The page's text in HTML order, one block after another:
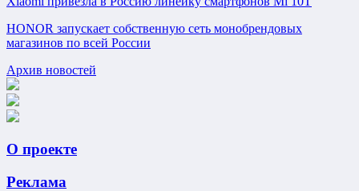
HONOR запускает собственную сеть монобрендовых
магазинов по всей России
Архив новостей
О проекте
Реклама